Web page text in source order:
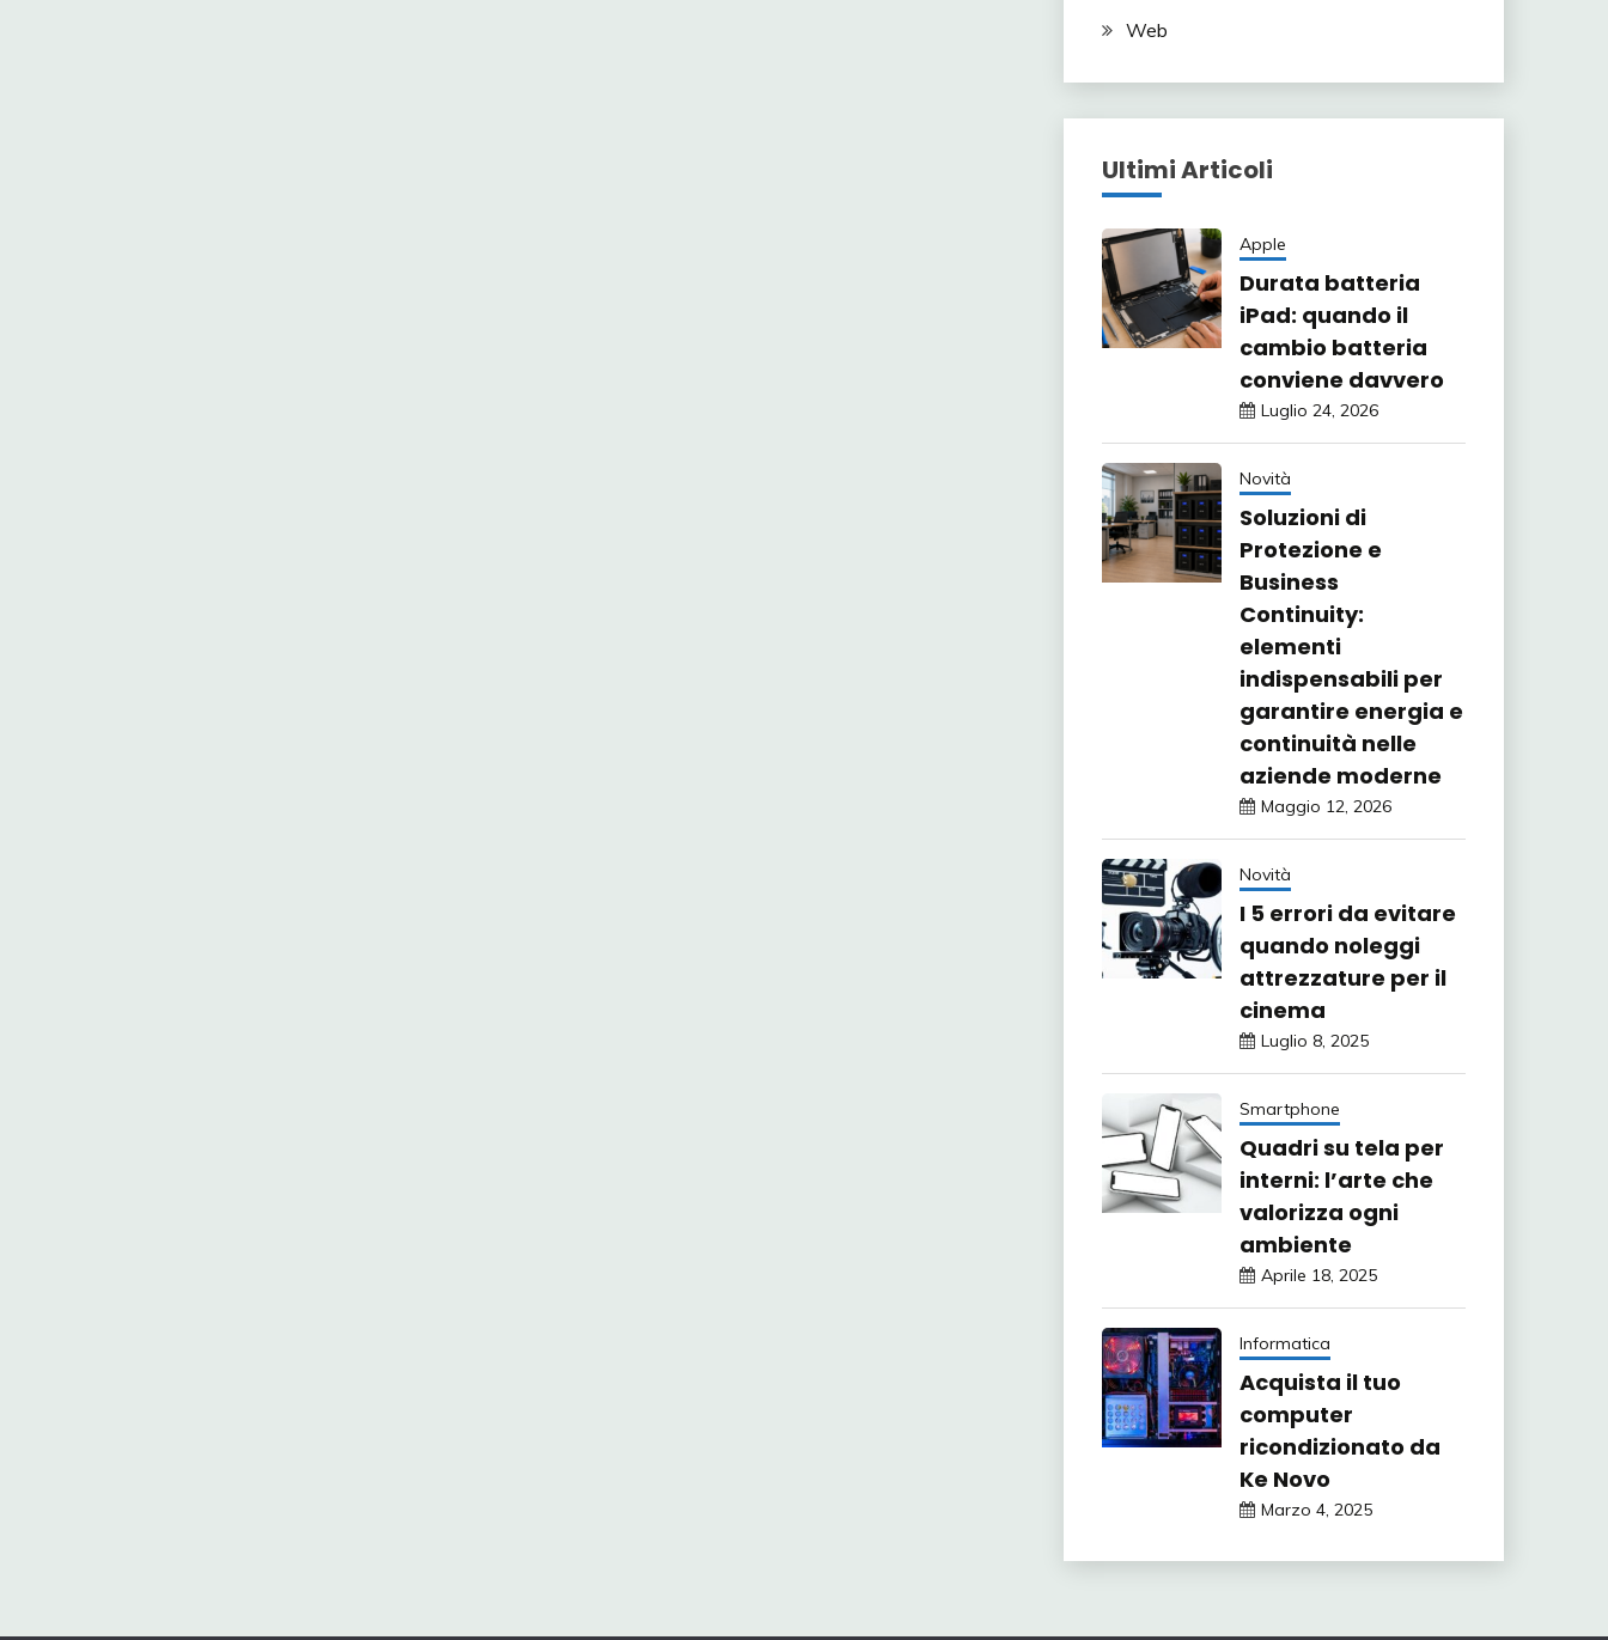
Web
Ultimi Articoli
Apple
Durata batteria
iPad: quando il
cambio batteria
conviene davvero
Luglio 24, 2026
Novità
Soluzioni di
Protezione e
Business
Continuity:
elementi
indispensabili per
garantire energia e
continuità nelle
aziende moderne
Maggio 12, 2026
Novità
I 5 errori da evitare
quando noleggi
attrezzature per il
cinema
Luglio 8, 2025
Smartphone
Quadri su tela per
interni: l’arte che
valorizza ogni
ambiente
Aprile 18, 2025
Informatica
Acquista il tuo
computer
ricondizionato da
Ke Novo
Marzo 4, 2025